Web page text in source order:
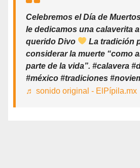
Celebremos el Día de Muertos
le dedicamos una calaverita
querido Divo
La tradición
considerar la muerte “como
parte de la vida”. #calavera
#méxico #tradiciones
♬ sonido original - ElPípila.mx